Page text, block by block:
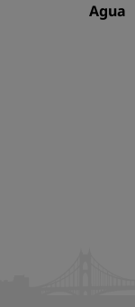
Agua